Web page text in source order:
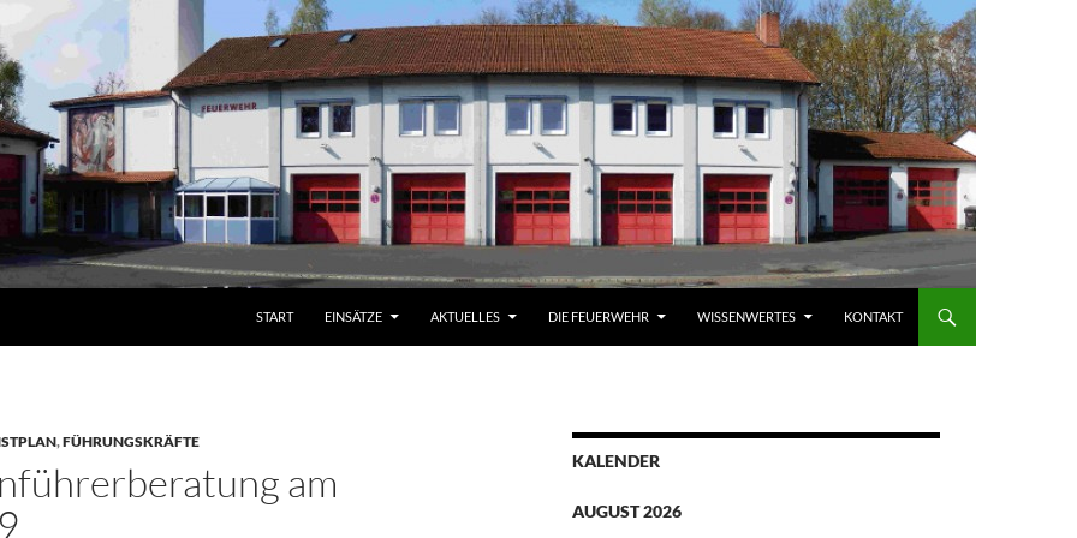
START EINSÄTZE AKTUELLES DIE FEUERWEHR WISSENWERTES KONTAKT
,FÜHRUNGSKRÄFTE
am
KALENDER
AUGUST 2026